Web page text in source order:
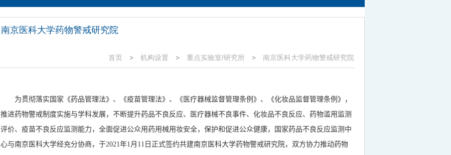
南京医科大学药物警戒研究院
首页 机构设置 重点实验室/研究所 南京医科大学药物警戒研究院
为贯彻落实国家《药品管理法》、《疫苗管理法》、《医疗器械监督管理条例》、《化妆品监督管理条例》，
推进药物警戒制度实施与学科发展，不断提升药品不良反应、医疗器械不良事件、化妆品不良反应、药物滥用监测
评价、疫苗不良反应监测能力，全面促进公众用药用械用妆安全，保护和促进公众健康，国家药品不良反应监测中
心与南京医科大学经充分协商，于2021年1月 11 日正式签约共建南京医科大学药物警戒研究院，双方协力推动药物